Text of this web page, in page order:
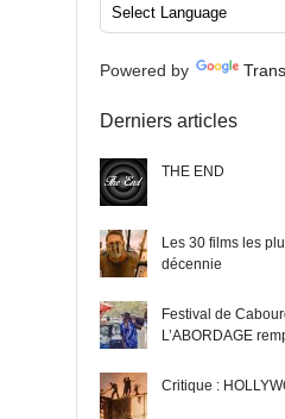
Powered by
Derniers articles
THE END
Les 30 films les
décennie
Festival de
L’ABORDAGE
Critique :